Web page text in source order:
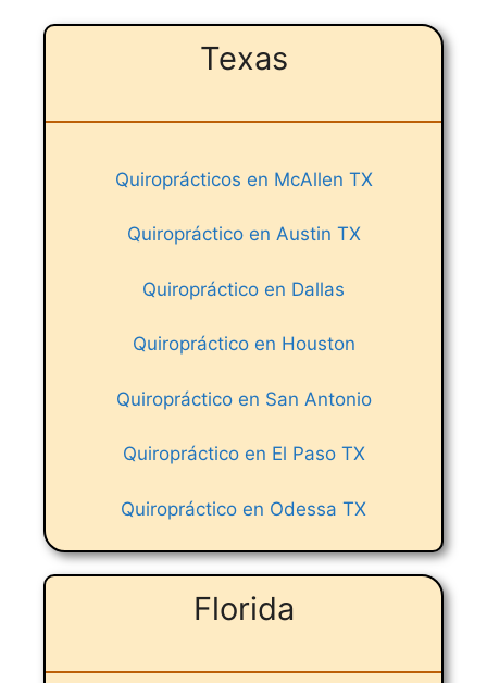
Texas
Quiroprácticos en McAllen TX
Quiropráctico en Austin TX
Quiropráctico en Dallas
Quiropráctico en Houston
Quiropráctico en San Antonio
Quiropráctico en El Paso TX
Quiropráctico en Odessa TX
Florida